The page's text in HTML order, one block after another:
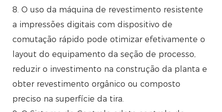
8. O uso da máquina de revestimento resistente
a impressões digitais com dispositivo de
comutação rápido pode otimizar efetivamente o
layout do equipamento da seção de processo,
reduzir o investimento na construção da planta e
obter revestimento orgânico ou composto
preciso na superfície da tira.